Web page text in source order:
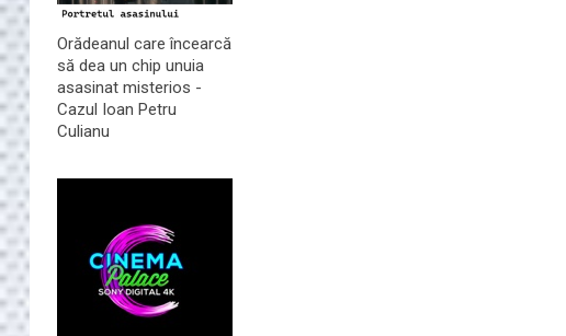
Orădeanul care încearcă
să dea un chip unuia
asasinat misterios -
Cazul Ioan Petru
Culianu